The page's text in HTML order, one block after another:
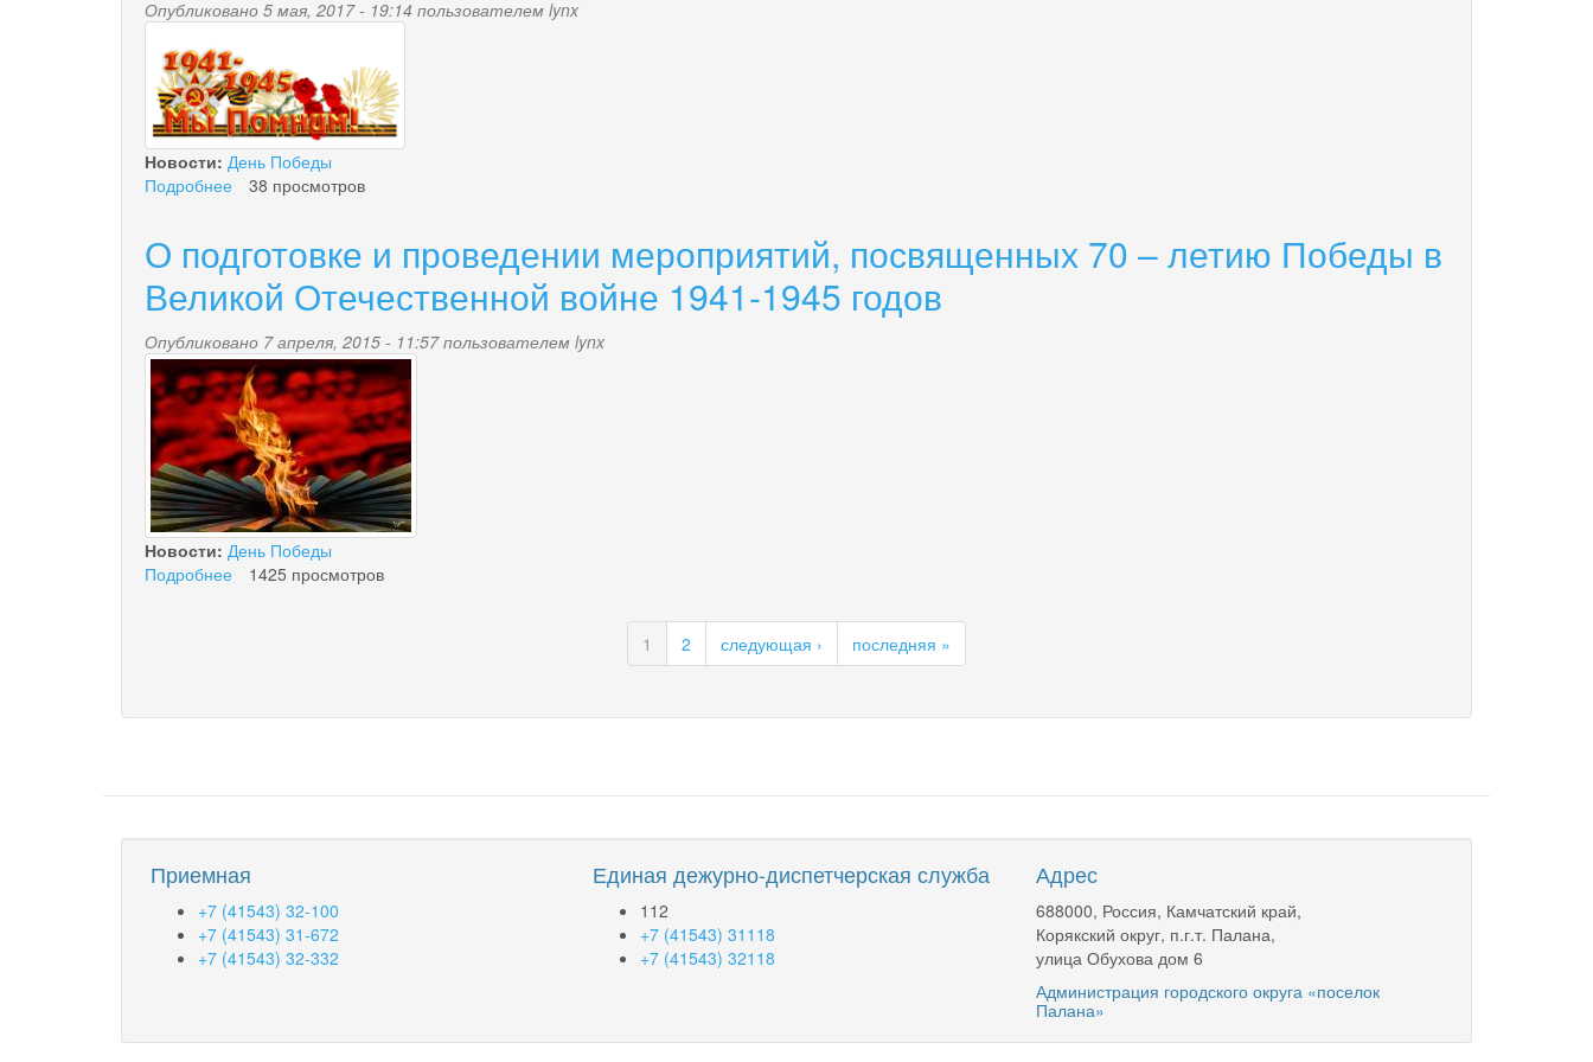
Опубликовано 5 мая, 2017 - 19:14 пользователем lynx
0_78d76_84eb2801_xl_0.png
Новости: День Победы
Подробнее
Победы
38 просмотров
О подготовке и проведении мероприятий, посвященных 70 – летию Победы в
Великой Отечественной войне 1941-1945 годов
Опубликовано 7 апреля, 2015 - 11:57 пользователем lynx
den-
pobedi.jpg
Новости: День Победы
Подробнее
посвященных
в
Отечественной
войне
1941-
1945
1425 просмотров
1 2 следующая › последняя »
Приемная
+7 (41543) 32-100
+7 (41543) 31-672
+7 (41543) 32-332
Единая дежурно-диспетчерская служба
112
+7 (41543) 31118
+7 (41543) 32118
Адрес
688000, Россия, Камчатский край,
Корякский округ, п.г.т. Палана,
улица Обухова дом 6
Администрация городского округа «поселок
Палана»